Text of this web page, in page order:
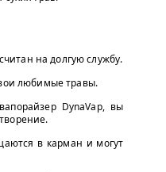
на долгую службу.
любимые травы.
DynaVap, вы
в карман и могут